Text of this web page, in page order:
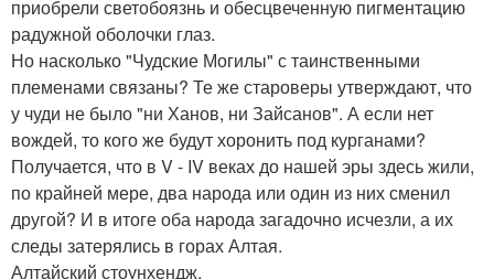
приобрели светобоязнь и обесцвеченную пигментацию
радужной оболочки глаз.
Но насколько "Чудские Могилы" с таинственными
племенами связаны? Те же староверы утверждают, что
у чуди не было "ни Ханов, ни Зайсанов". А если нет
вождей, то кого же будут хоронить под курганами?
Получается, что в V - IV веках до нашей эры здесь жили,
по крайней мере, два народа или один из них сменил
другой? И в итоге оба народа загадочно исчезли, а их
следы затерялись в горах Алтая.
Алтайский стоунхендж.